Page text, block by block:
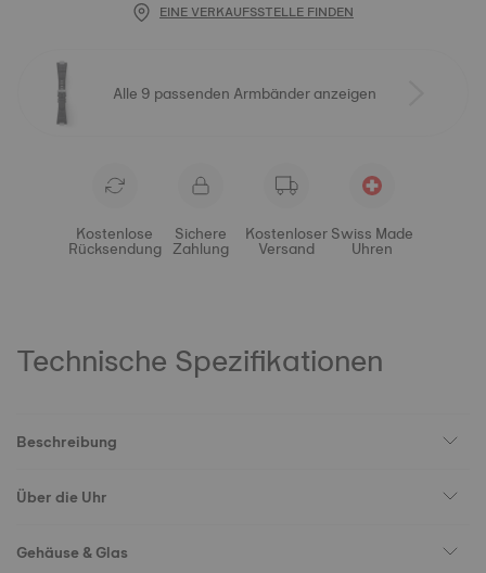
EINE VERKAUFSSTELLE FINDEN
Alle 9 passenden Armbänder anzeigen
Kostenlose
Rücksendung
Sichere
Zahlung
Kostenloser
Versand
Swiss Made
Uhren
Technische Spezifikationen
Beschreibung
Über die Uhr
Gehäuse & Glas